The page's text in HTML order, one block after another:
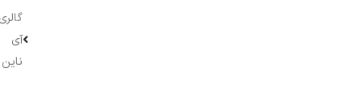
آی
ناین